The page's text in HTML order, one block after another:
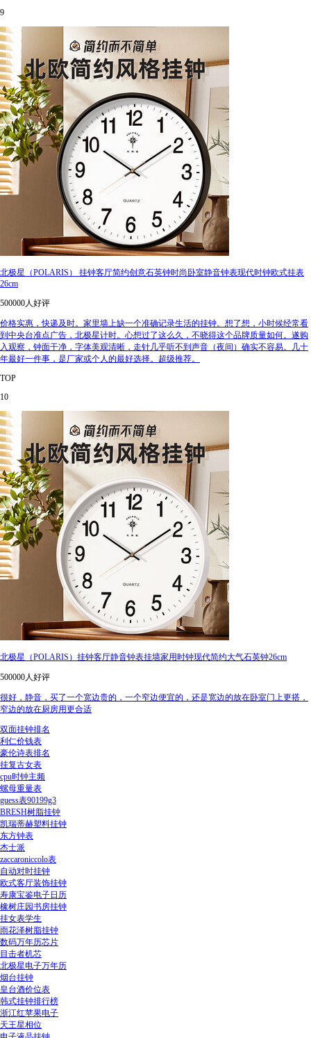
9
北极星（POLARIS） 挂钟客厅简约创意石英钟时尚卧室静音钟表现代时钟欧式挂表
26cm
500000人好评
价格实惠，快递及时。家里墙上缺一个准确记录生活的挂钟。想了想，小时候经常看
到中央台准点广告，北极星计时。心想过了这么久，不晓得这个品牌质量如何。遂购
入观察，钟面干净，字体美观清晰，走针几乎听不到声音（夜间）确实不容易。几十
年最好一件事，是厂家或个人的最好选择。超级推荐。
TOP
10
北极星（POLARIS）挂钟客厅静音钟表挂墙家用时钟现代简约大气石英钟26cm
500000人好评
很好，静音，买了一个宽边贵的，一个窄边便宜的，还是宽边的放在卧室门上更搭，
窄边的放在厨房用更合适
双面挂钟排名
利仁价钱表
豪伦诗表排名
挂复古女表
cpu时钟主频
螺母重量表
guess表90199g3
BRESH树脂挂钟
凯瑞蒂赫塑料挂钟
东方钟表
杰士派
zaccaroniccolo表
自动对时挂钟
欧式客厅装饰挂钟
寿康宝鉴电子日历
橡树庄园书房挂钟
挂女表学生
雨花泽树脂挂钟
数码万年历芯片
目击者机芯
北极星电子万年历
烟台挂钟
皇台酒价位表
韩式挂钟排行榜
浙江红苹果电子
天王星相位